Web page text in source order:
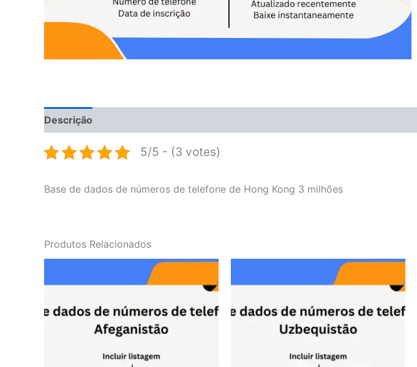
Descrição
5/5 - (3 votes)
Base de dados de números de telefone de Hong Kong 3 milhões
Produtos Relacionados